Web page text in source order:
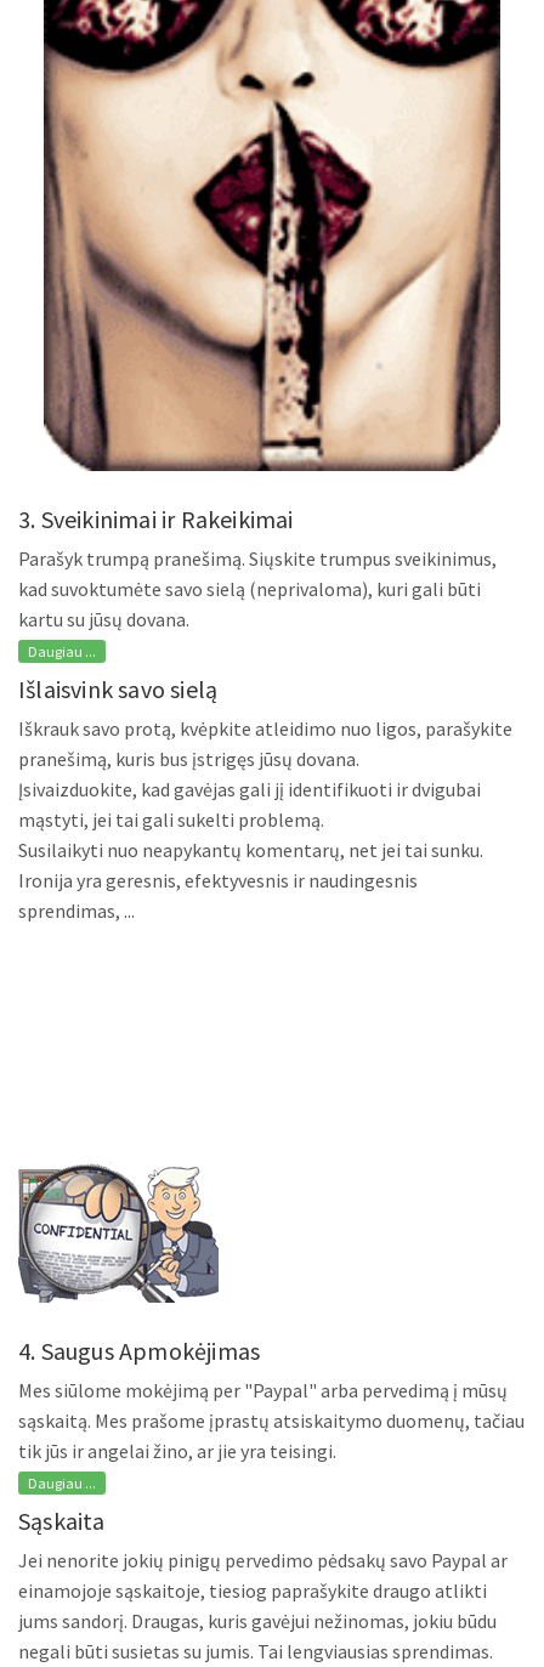
3. Sveikinimai ir Rakeikimai
Parašyk trumpą pranešimą. Siųskite trumpus sveikinimus,
kad suvoktumėte savo sielą (neprivaloma), kuri gali būti
kartu su jūsų dovana.
Daugiau ...
Išlaisvink savo sielą
Iškrauk savo protą, kvėpkite atleidimo nuo ligos, parašykite
pranešimą, kuris bus įstrigęs jūsų dovana.
Įsivaizduokite, kad gavėjas gali jį identifikuoti ir dvigubai
mąstyti, jei tai gali sukelti problemą.
Susilaikyti nuo neapykantų komentarų, net jei tai sunku.
Ironija yra geresnis, efektyvesnis ir naudingesnis
sprendimas, ...
4. Saugus Apmokėjimas
Mes siūlome mokėjimą per "Paypal" arba pervedimą į mūsų
sąskaitą. Mes prašome įprastų atsiskaitymo duomenų, tačiau
tik jūs ir angelai žino, ar jie yra teisingi.
Daugiau ...
Sąskaita
Jei nenorite jokių pinigų pervedimo pėdsakų savo Paypal ar
einamojoje sąskaitoje, tiesiog paprašykite draugo atlikti
jums sandorį. Draugas, kuris gavėjui nežinomas, jokiu būdu
negali būti susietas su jumis. Tai lengviausias sprendimas.